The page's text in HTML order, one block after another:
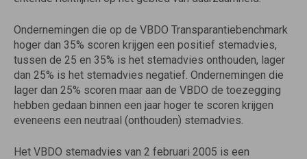
Ondernemingen die op de VBDO Transparantiebenchmark
hoger dan 35% scoren krijgen een positief stemadvies,
tussen de 25 en 35% is het stemadvies onthouden, lager
dan 25% is het stemadvies negatief. Ondernemingen die
lager dan 25% scoren maar aan de VBDO de toezegging
hebben gedaan binnen een jaar hoger te scoren krijgen
eveneens een neutraal (onthouden) stemadvies.
Het VBDO stemadvies van 2 februari 2005 is een